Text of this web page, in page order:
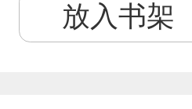
放入书架